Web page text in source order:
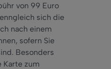
von 99 Euro
sich die
nach einem
sofern Sie
Besonders
Karte zum